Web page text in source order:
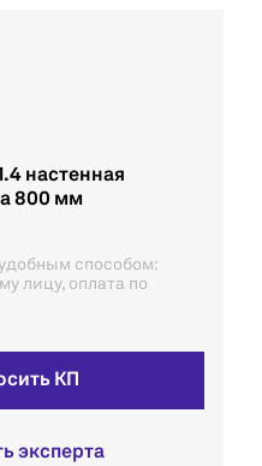
настенная
800 мм
способом:
лицу, оплата по
КП
эксперта